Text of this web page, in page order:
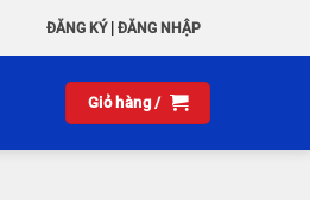
ĐĂNG KÝ| ĐĂNG NHẬP
Giỏ hàng /